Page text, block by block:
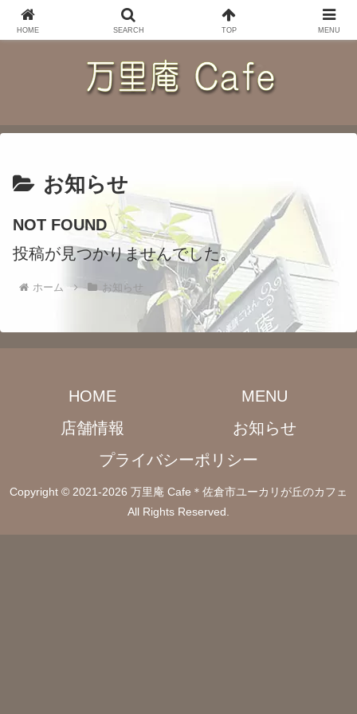
ランチプレートとドリンクとお酒のカフェ＊佐倉市ユーカリが丘
お知らせ
NOT FOUND
投稿が見つかりませんでした。
ホーム お知らせ
HOME
MENU
店舗情報
お知らせ
プライバシーポリシー
Copyright © 2021-2026 万里庵 Cafe＊佐倉市ユーカリが丘のカフェ
All Rights Reserved.
HOME SEARCH TOP MENU